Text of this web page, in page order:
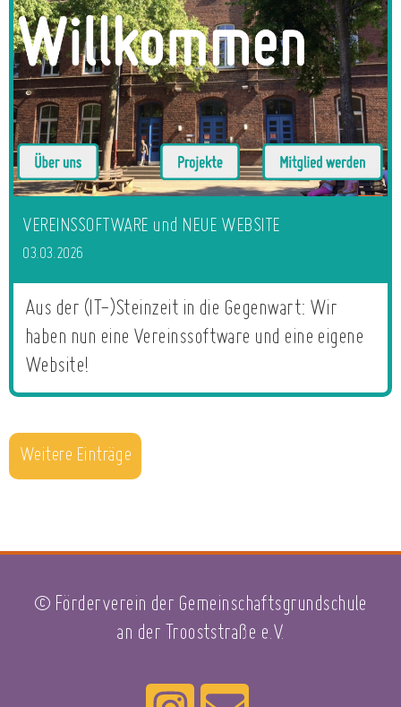
VEREINSSOFTWARE und NEUE WEBSITE
03.03.2026
Aus der (IT-)Steinzeit in die Gegenwart: Wir
haben nun eine Vereinssoftware und eine eigene
Website!
Weitere Einträge
© Förderverein der Gemeinschaftsgrundschule
an der Trooststraße e.V.